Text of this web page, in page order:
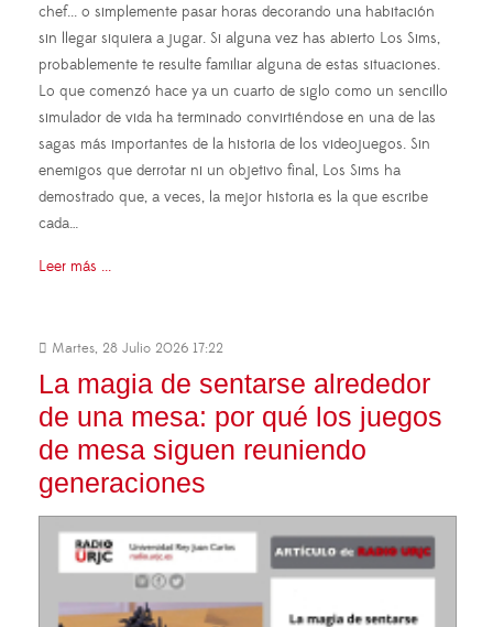
chef... o simplemente pasar horas decorando una habitación
sin llegar siquiera a jugar. Si alguna vez has abierto Los Sims,
probablemente te resulte familiar alguna de estas situaciones.
Lo que comenzó hace ya un cuarto de siglo como un sencillo
simulador de vida ha terminado convirtiéndose en una de las
sagas más importantes de la historia de los videojuegos. Sin
enemigos que derrotar ni un objetivo final, Los Sims ha
demostrado que, a veces, la mejor historia es la que escribe
cada…
Leer más ...
Martes, 28 Julio 2026 17:22
La magia de sentarse alrededor
de una mesa: por qué los juegos
de mesa siguen reuniendo
generaciones